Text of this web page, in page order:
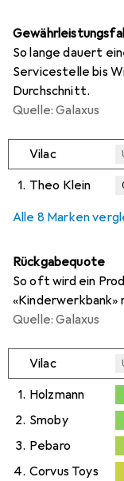
So lange dauert
Servicestelle bis
Durchschnitt.
Quelle: Galaxus
Vilac
1. Theo Klein
Alle 8 Marken
Rückgabequote
So oft wird ein
Quelle: Galaxus
Vilac
1. Holzmann
2. Smoby
3. Pebaro
4. Corvus Toys